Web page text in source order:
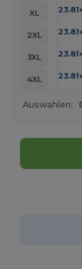
XL
23.81
2XL
23.81
3XL
23.81
4XL
23.81
Auswahlen: